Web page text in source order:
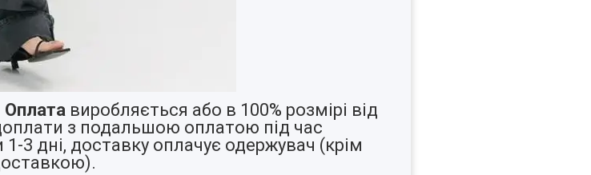
Оплатавиробляється або в 100% розмірі від
з подальшою оплатою під час
3 дні, доставку оплачує одержувач (крім
доставкою).